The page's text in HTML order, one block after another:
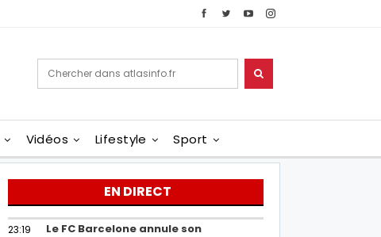
Vidéos Lifestyle Sport
EN DIRECT
23:19
Le FC Barcelone annule son